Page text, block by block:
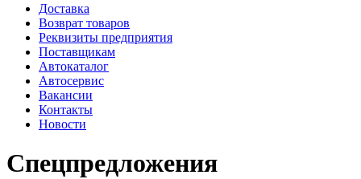
Доставка
Возврат товаров
Реквизиты предприятия
Поставщикам
Автокаталог
Автосервис
Вакансии
Контакты
Новости
Спецпредложения